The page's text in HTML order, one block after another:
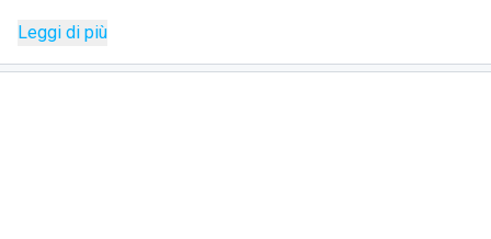
gli ombrelloni alla giusta distanza gli uni dagli altri, in parte
per rispettare le norme promosse dal governo contro la
Leggi di più